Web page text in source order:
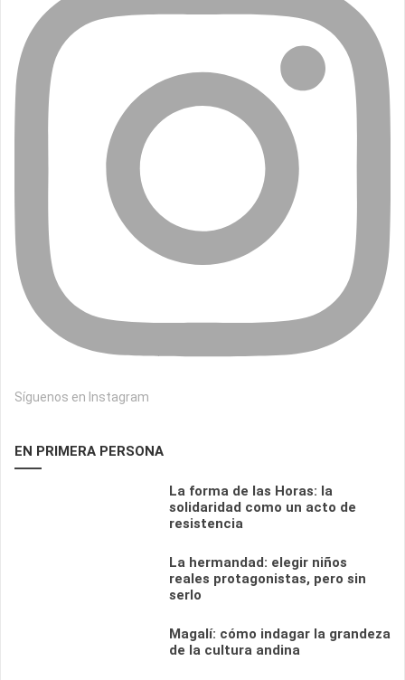
Síguenos en Instagram
EN PRIMERA PERSONA
La forma de las Horas: la
solidaridad como un acto de
resistencia
La hermandad: elegir niños
reales protagonistas, pero sin
serlo
Magalí: cómo indagar la grandeza
de la cultura andina